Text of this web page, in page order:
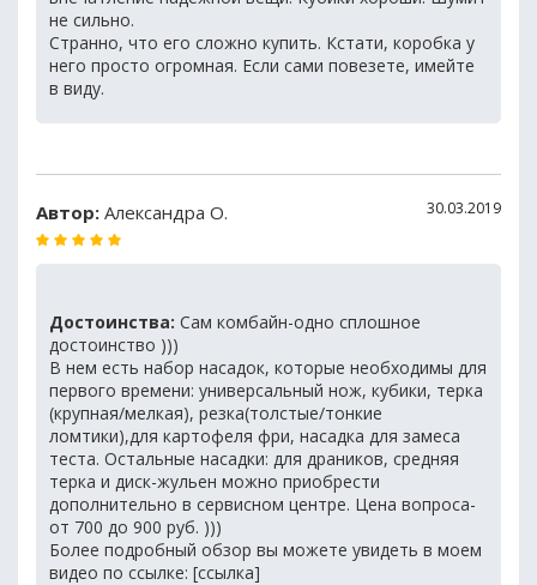
не сильно.
Странно, что его сложно купить. Кстати, коробка у
него просто огромная. Если сами повезете, имейте
в виду.
Автор: Александра О. 30.03.2019
Достоинства: Сам комбайн-одно сплошное
достоинство )))
В нем есть набор насадок, которые необходимы для
первого времени: универсальный нож, кубики, терка
(крупная/мелкая), резка(толстые/тонкие
ломтики),для картофеля фри, насадка для замеса
теста. Остальные насадки: для драников, средняя
терка и диск-жульен можно приобрести
дополнительно в сервисном центре. Цена вопроса-
от 700 до 900 руб. )))
Более подробный обзор вы можете увидеть в моем
видео по ссылке: [ссылка]